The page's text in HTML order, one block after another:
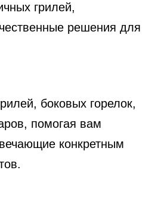
грилей,
решения для
боковых горелок,
помогая вам
конкретным